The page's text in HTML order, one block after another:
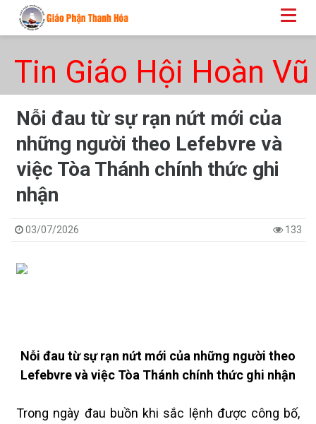
Tin Giáo Hội Hoàn Vũ
Nỗi đau từ sự rạn nứt mới của
những người theo Lefebvre và
việc Tòa Thánh chính thức ghi
nhận
03/07/2026 133
Nỗi đau từ sự rạn nứt mới của những người theo
Lefebvre và việc Tòa Thánh chính thức ghi nhận
Trong ngày đau buồn khi sắc lệnh được công bố,